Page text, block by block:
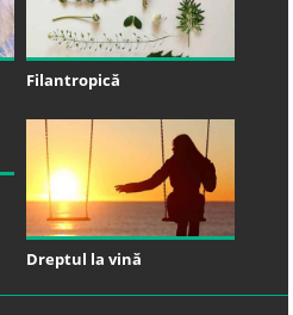
Filantropică
Dreptul la vină